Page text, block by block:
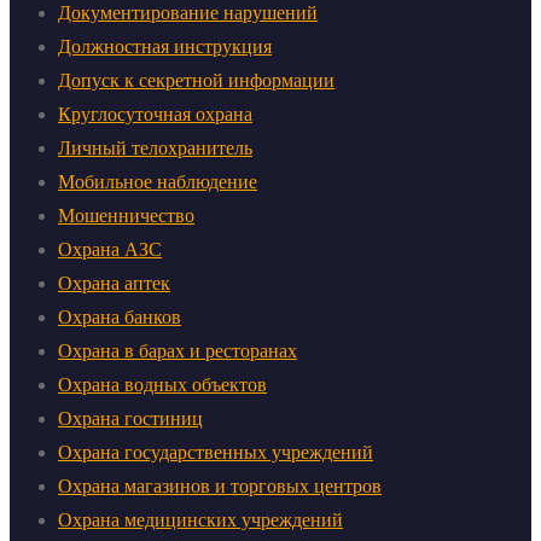
Документирование нарушений
Должностная инструкция
Допуск к секретной информации
Круглосуточная охрана
Личный телохранитель
Мобильное наблюдение
Мошенничество
Охрана АЗС
Охрана аптек
Охрана банков
Охрана в барах и ресторанах
Охрана водных объектов
Охрана гостиниц
Охрана государственных учреждений
Охрана магазинов и торговых центров
Охрана медицинских учреждений